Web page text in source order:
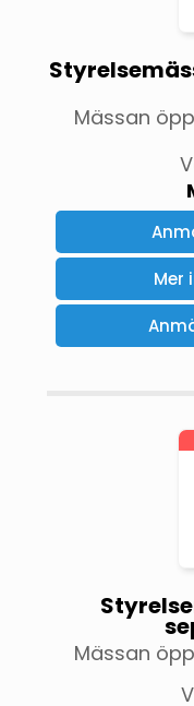
Mässan
Mer
Mässan